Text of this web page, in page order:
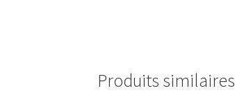
Produits similaires